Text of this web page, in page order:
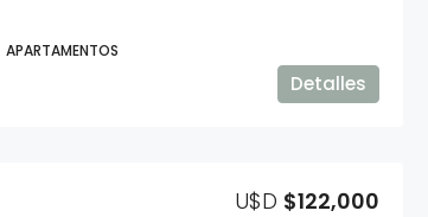
APARTAMENTOS
Detalles
U$D $122,000